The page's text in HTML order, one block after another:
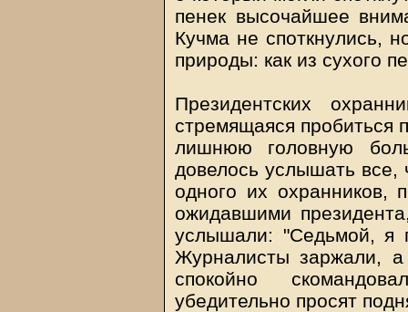
пенек высочайшее
Кучма не споткнулись,
природы: как из сухого
Президентских
стремящаяся пробиться
лишнюю головную
довелось услышать все,
одного их охранников,
ожидавшими
услышали: "Седьмой, я
Журналисты заржали,
спокойно
убедительно просят